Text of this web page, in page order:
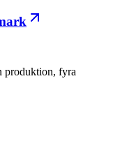
produktion, fyra